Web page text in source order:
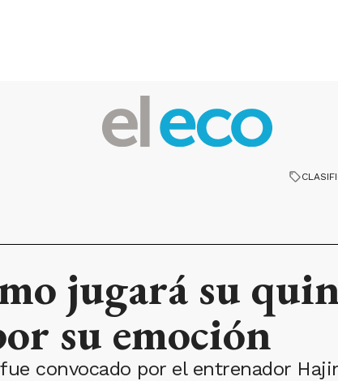
jugará su
su emoción
convocado por el entrenador